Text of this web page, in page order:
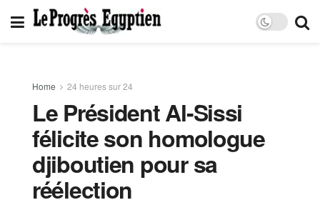
Home 24 heures sur 24
Le Président Al-Sissi
félicite son homologue
djiboutien pour sa
réélection